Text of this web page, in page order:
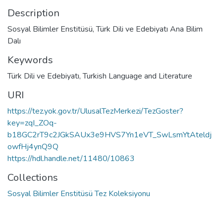
Description
Sosyal Bilimler Enstitüsü, Türk Dili ve Edebiyatı Ana Bilim
Dalı
Keywords
Türk Dili ve Edebiyatı,Turkish Language and Literature
URI
https://tez.yok.gov.tr/UlusalTezMerkezi/TezGoster?
key=zqI_ZOq-
b18GC2rT9c2JGkSAUx3e9HVS7Yn1eVT_SwLsmYtAteldj
owfHj4ynQ9Q
https://hdl.handle.net/11480/10863
Collections
Sosyal Bilimler Enstitüsü Tez Koleksiyonu